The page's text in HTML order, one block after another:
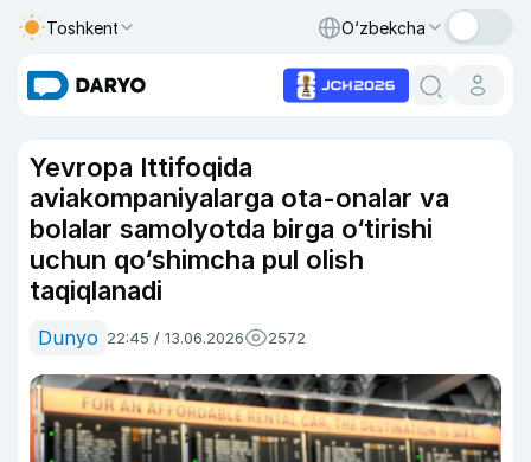
Toshkent O‘zbekcha
Yevropa Ittifoqida
aviakompaniyalarga ota-onalar va
bolalar samolyotda birga o‘tirishi
uchun qo‘shimcha pul olish
taqiqlanadi
Dunyo 22:45 / 13.06.2026 2572